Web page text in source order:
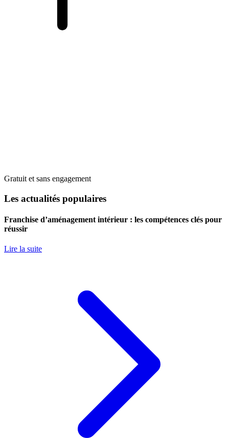
Gratuit et sans engagement
Les actualités populaires
Franchise d’aménagement intérieur : les compétences clés pour
réussir
Lire la suite